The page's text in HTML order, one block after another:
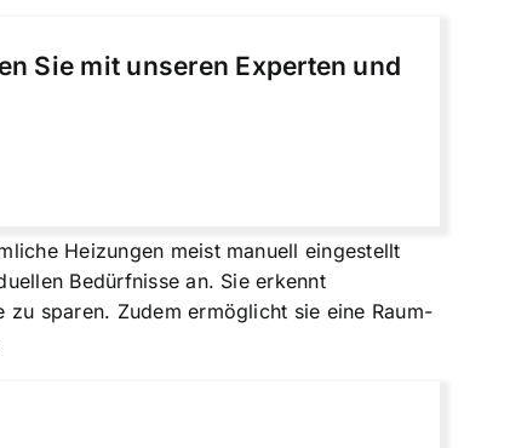
Sie mit unseren Experten und
Heizungen meist manuell eingestellt
Bedürfnisse an. Sie erkennt
zu sparen. Zudem ermöglicht sie eine Raum-